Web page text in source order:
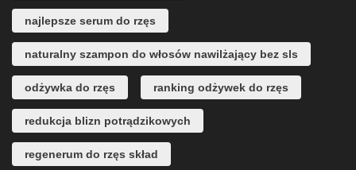
najlepsze serum do rzęs
naturalny szampon do włosów nawilżający bez sls
odżywka do rzęs ranking odżywek do rzęs
redukcja blizn potrądzikowych
regenerum do rzęs skład